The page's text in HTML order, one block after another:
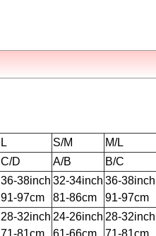
L S/M M/L
C/D A/B B/C
36-38inch
91-97cm
32-34inch
81-86cm
36-38inch
91-97cm
28-32inch
71-81cm
24-26inch
61-66cm
28-32inch
71-81cm